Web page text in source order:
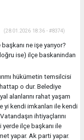
(28.01.2026 18:36 - #8374)
ne işe yarıyor?
ise) ilçe baskanindan
hükümetin temsilcisi
o dur. Belediye
alanlarını rahat yaşam
yi kendi imkanları ile kendi
ihtiyaçlarını
ilçe başkanı ile
yapar. Ak parti yapar.